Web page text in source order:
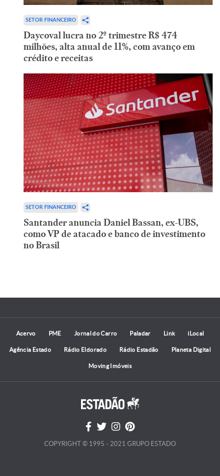
SETOR FINANCEIRO
Daycoval lucra no 2º trimestre R$ 474
milhões, alta anual de 11%, com avanço em
crédito e receitas
SETOR FINANCEIRO
Santander anuncia Daniel Bassan, ex-UBS,
como VP de atacado e banco de investimento
no Brasil
Acervo PME Jornal do Carro Paladar Link iLocal
Agência Estado Rádio Eldorado Rádio Estadão Planeta Digital
Moving Imóveis
COPYRIGHT © 1995 - 2021 GRUPO ESTADO